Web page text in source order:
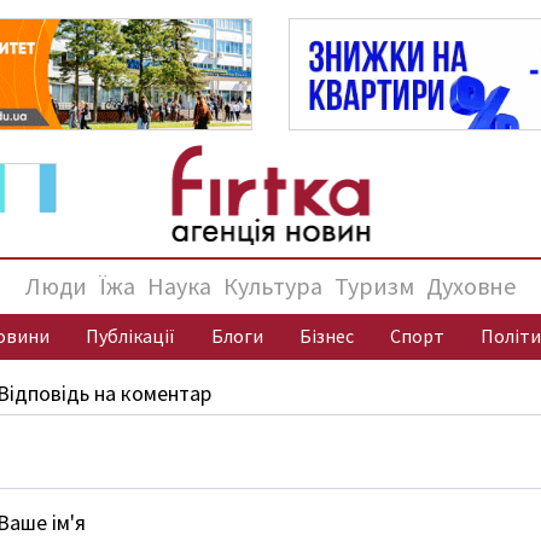
Люди Їжа Наука Культура Туризм Духовне
Публікації Блоги Бізнес Спорт
на коментар
ім'я